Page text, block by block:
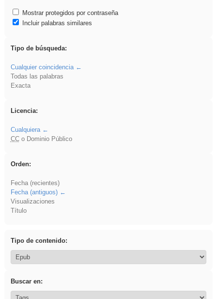
Mostrar protegidos por contraseña
Incluir palabras similares
Tipo de búsqueda:
Cualquier coincidencia
Todas las palabras
Exacta
Licencia:
Cualquiera
CCo Dominio Público
Orden:
Fecha (recientes)
Fecha (antiguos)
Visualizaciones
Título
Tipo de contenido:
Buscar en: